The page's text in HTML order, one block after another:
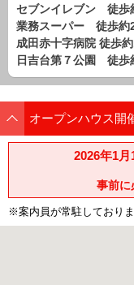
セブンイレブン 徒歩
業務スーパー 徒歩約
成田赤十字病院 徒歩
日吉台第７公園 徒歩
オープンハウス開
2026年1
事前に
※案内員が常駐しており
エリアから探す
路線から探す
マンション
路線から探す
土 地
エリアから探す
エリアから物件検索